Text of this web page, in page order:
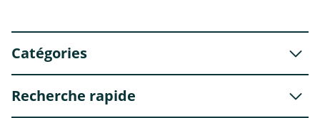
Catégories
Recherche rapide